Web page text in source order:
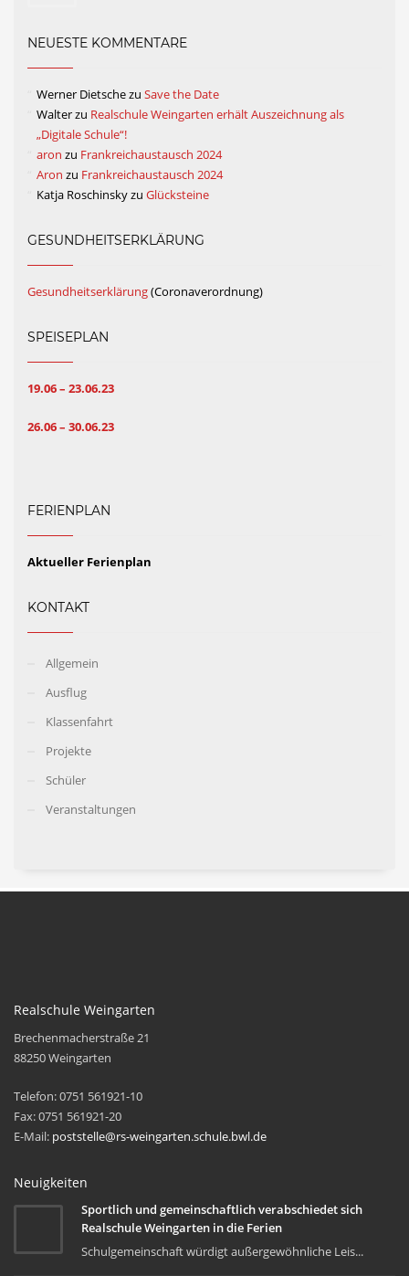
NEUESTE KOMMENTARE
Werner Dietschezu Save the Date
Walterzu Realschule Weingarten erhält Auszeichnung als
„Digitale Schule“!
aron zu Frankreichaustausch 2024
Aron zu Frankreichaustausch 2024
Katja Roschinskyzu Glücksteine
GESUNDHEITSERKLÄRUNG
Gesundheitserklärung(Coronaverordnung)
SPEISEPLAN
19.06 – 23.06.23
26.06 – 30.06.23
FERIENPLAN
Aktueller Ferienplan
KONTAKT
Allgemein
Ausflug
Klassenfahrt
Projekte
Schüler
Veranstaltungen
Realschule Weingarten
Brechenmacherstraße 21
88250 Weingarten
Telefon: 0751 561921-10
Fax: 0751 561921-20
E-Mail: poststelle@rs-weingarten.schule.bwl.de
Neuigkeiten
Sportlich und gemeinschaftlich verabschiedet sich
Realschule Weingarten in die Ferien
Schulgemeinschaft würdigt außergewöhnliche Leis...